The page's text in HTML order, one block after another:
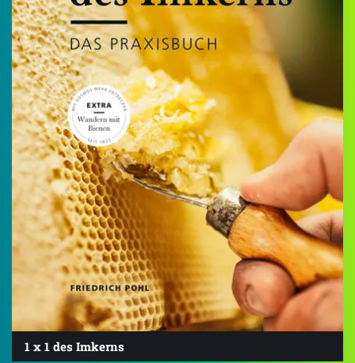
1 x 1 des Imkerns